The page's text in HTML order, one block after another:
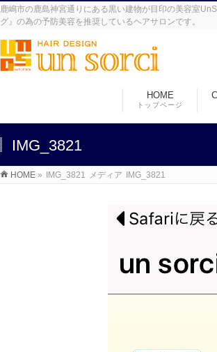
鹿嶋市の鹿島神宮通りにある黒い建物が目印の美容室
グ』の為の予防美容を推奨しているヘアサロンです。
HOME
トップページ
IMG_3821
HOME » IMG_3821 メディア IMG_3821